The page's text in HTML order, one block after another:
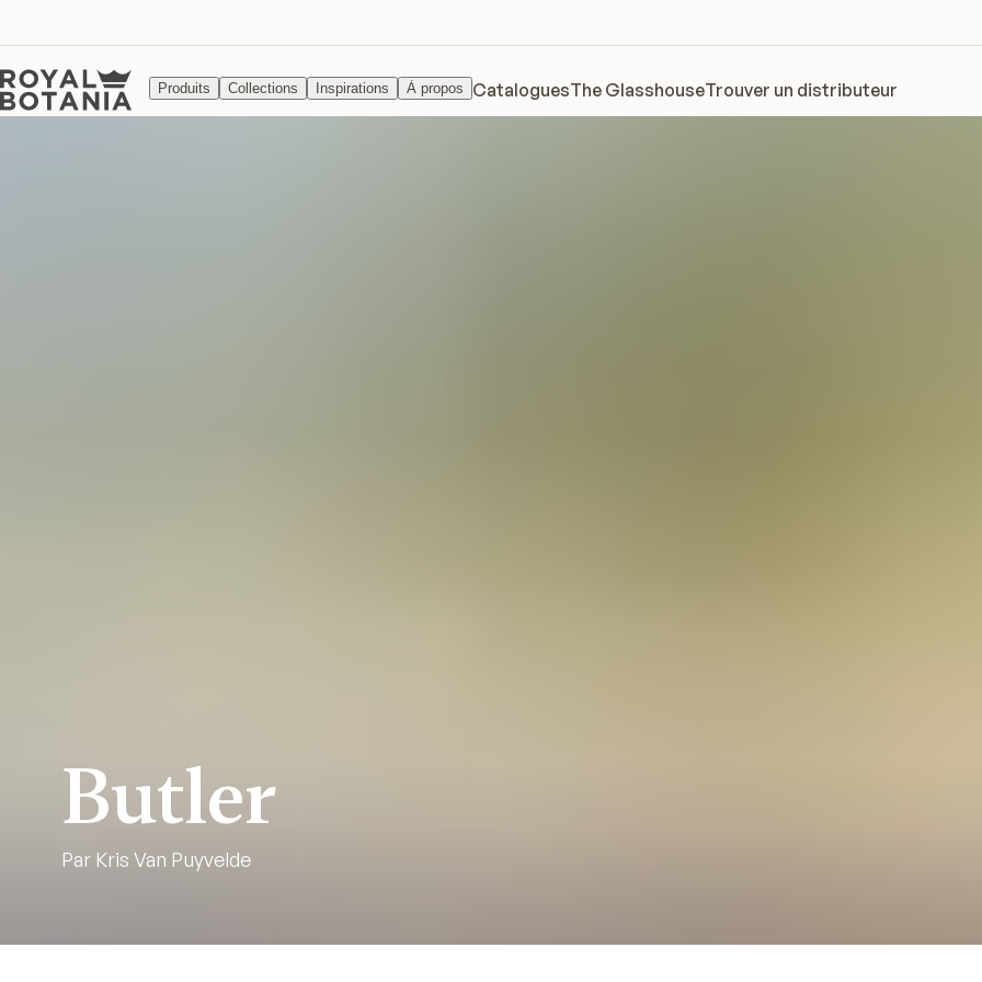
Produits Collections Inspirations À propos CataloguesThe GlasshouseTrouver un distributeur
Butler
Par Kris Van Puyvelde